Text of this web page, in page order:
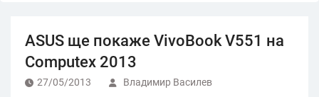
ASUS ще покаже VivoBook V551 на
Computex 2013
27/05/2013 Владимир Василев